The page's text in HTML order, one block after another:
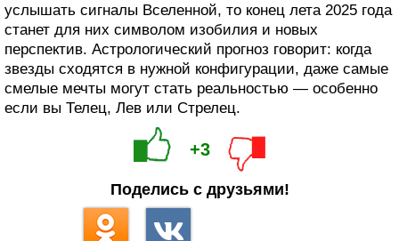
услышать сигналы Вселенной, то конец лета 2025 года
станет для них символом изобилия и новых
перспектив. Астрологический прогноз говорит: когда
звезды сходятся в нужной конфигурации, даже самые
смелые мечты могут стать реальностью — особенно
если вы Телец, Лев или Стрелец.
+3
Поделись с друзьями!